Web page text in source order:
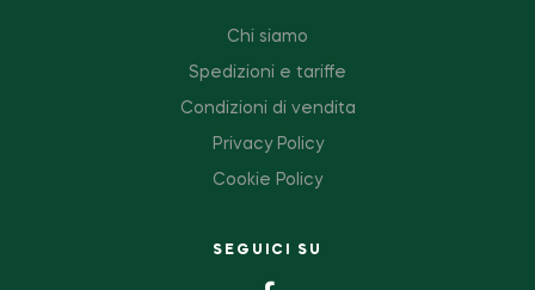
Chi siamo
Spedizioni e tariffe
Condizioni di vendita
Privacy Policy
Cookie Policy
SEGUICI SU